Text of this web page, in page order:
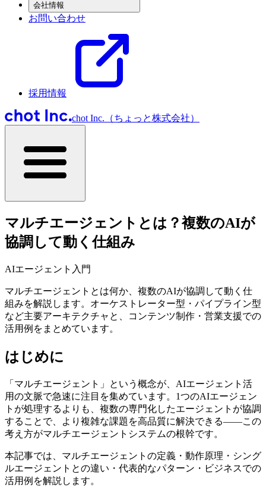
会社情報
お問い合わせ
採用情報
chot Inc.（ちょっと株式会社）
マルチエージェントとは？複数のAIが
協調して動く仕組み
AIエージェント入門
マルチエージェントとは何か、複数のAIが協調して動く仕
組みを解説します。オーケストレーター型・パイプライン型
など主要アーキテクチャと、コンテンツ制作・営業支援での
活用例をまとめています。
はじめに
「マルチエージェント」という概念が、AIエージェント活
用の文脈で急速に注目を集めています。1つのAIエージェン
トが処理するよりも、複数の専門化したエージェントが協調
することで、より複雑な課題を高品質に解決できる——この
考え方がマルチエージェントシステムの根幹です。
本記事では、マルチエージェントの定義・動作原理・シング
ルエージェントとの違い・代表的なパターン・ビジネスでの
活用例を解説します。